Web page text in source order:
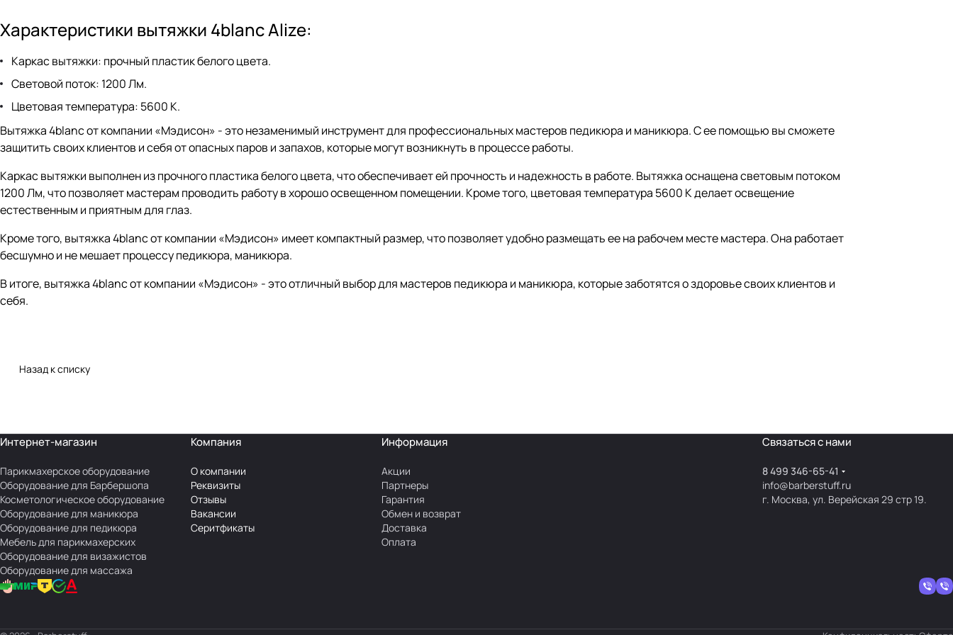
Характеристики вытяжки 4blanc Alize:
Каркас вытяжки: прочный пластик белого цвета.
Световой поток: 1200 Лм.
Цветовая температура: 5600 К.
Вытяжка 4blanc от компании «Мэдисон» - это незаменимый инструмент для профессиональных мастеров педикюра и маникюра. С ее помощью вы сможете
защитить своих клиентов и себя от опасных паров и запахов, которые могут возникнуть в процессе работы.
Каркас вытяжки выполнен из прочного пластика белого цвета, что обеспечивает ей прочность и надежность в работе. Вытяжка оснащена световым потоком
1200 Лм, что позволяет мастерам проводить работу в хорошо освещенном помещении. Кроме того, цветовая температура 5600 К делает освещение
естественным и приятным для глаз.
Кроме того, вытяжка 4blanc от компании «Мэдисон» имеет компактный размер, что позволяет удобно размещать ее на рабочем месте мастера. Она работает
бесшумно и не мешает процессу педикюра, маникюра.
В итоге, вытяжка 4blanc от компании «Мэдисон» - это отличный выбор для мастеров педикюра и маникюра, которые заботятся о здоровье своих клиентов и
себя.
Назад к списку
Интернет-магазин
Парикмахерское оборудование
Оборудование для Барбершопа
Косметологическое оборудование
Оборудование для маникюра
Оборудование для педикюра
Мебель для парикмахерских
Оборудование для визажистов
Оборудование для массажа
Компания
О компании
Реквизиты
Отзывы
Вакансии
Серитфикаты
Информация
Акции
Партнеры
Гарантия
Обмен и возврат
Доставка
Оплата
Связаться с нами
8 499 346-65-41
info@barberstuff.ru
г. Москва, ул. Верейская 29 стр 19.